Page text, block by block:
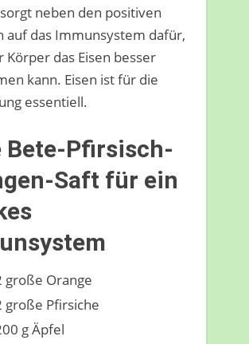
neben den positiven
auf das Immunsystem dafür,
Körper das Eisen besser
kann. Eisen ist für die
essentiell.
Bete-Pfirsisch-
Saft für ein
große Orange
große Pfirsiche
g Äpfel